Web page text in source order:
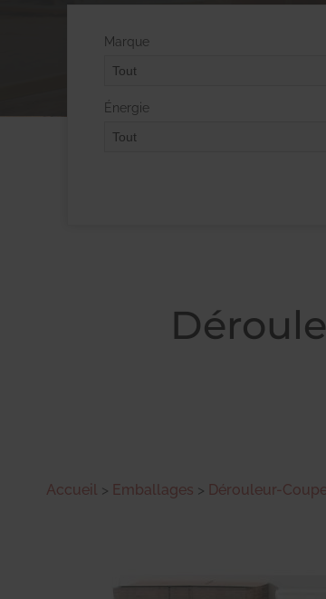
Marque
Énergie
Accueil > Emballages > Dérouleur-